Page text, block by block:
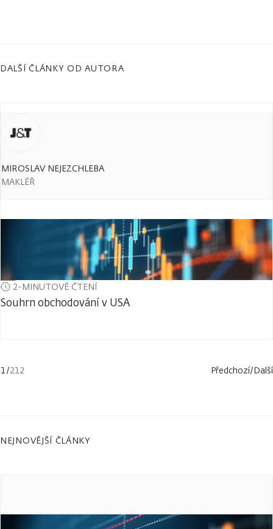
DALŠÍ ČLÁNKY OD AUTORA
MIROSLAV NEJEZCHLEBA
MAKLÉŘ
2-MINUTOVÉ ČTENÍ
Souhrn obchodování v USA
1/212 Předchozí/Další
NEJNOVĚJŠÍ ČLÁNKY